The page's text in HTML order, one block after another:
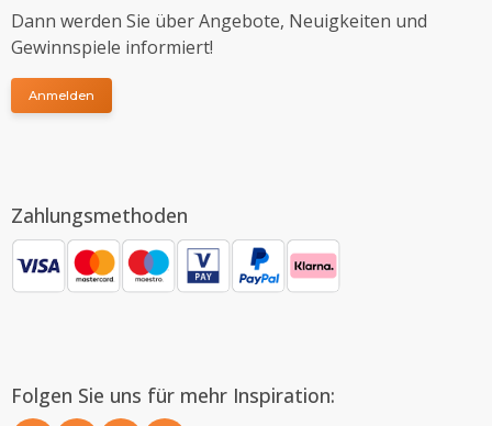
Dann werden Sie über Angebote, Neuigkeiten und
Gewinnspiele informiert!
Anmelden
Zahlungsmethoden
Folgen Sie uns für mehr Inspiration: